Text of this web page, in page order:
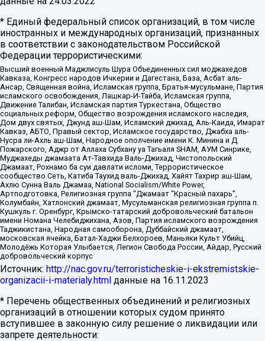
* Единый федеральный список организаций, в том числе
иностранных и международных организаций, признанных
в соответствии с законодательством Российской
Федерации террористическими:
Высший военный Маджлисуль Шура Объединенных сил моджахедов
Кавказа, Конгресс народов Ичкерии и Дагестана, База, Асбат аль-
Ансар, Священная война, Исламская группа, Братья-мусульмане, Партия
исламского освобождения, Лашкар-И-Тайба, Исламская группа,
Движение Талибан, Исламская партия Туркестана, Общество
социальных реформ, Общество возрождения исламского наследия,
Дом двух святых, Джунд аш-Шам, Исламский джихад, Аль-Каида, Имарат
Кавказ, АБТО, Правый сектор, Исламское государство, Джабха аль-
Нусра ли-Ахль аш-Шам, Народное ополчение имени К. Минина и Д.
Пожарского, Аджр от Аллаха Субхану уа Тагьаля SHAM, АУМ Синрике,
Муджахеды джамаата Ат-Тавхида Валь-Джихад, Чистопольский
Джамаат, Рохнамо ба суи давлати исломи, Террористическое
сообщество Сеть, Катиба Таухид валь-Джихад, Хайят Тахрир аш-Шам,
Ахлю Сунна Валь Джамаа, National Socialism/White Power,
Артподготовка, Религиозная группа “Джамаат “Красный пахарь”,
Колумбайн, Хатлонский джамаат, Мусульманская религиозная группа п.
Кушкуль г. Оренбург, Крымско-татарский добровольческий батальон
имени Номана Челебиджихана, Азов, Партия исламского возрождения
Таджикистана, Народная самооборона, Дуббайский джамаат,
московская ячейка, Батал-Хаджи Белхороев, Маньяки Культ Убийц,
Молодёжь Которая Улыбается, Легион Свобода России, Айдар, Русский
добровольческий корпус
Источник: http://nac.gov.ru/terroristicheskie-i-ekstremistskie-
organizacii-i-materialy.html данные на 16.11.2023
* Перечень общественных объединений и религиозных
организаций в отношении которых судом принято
вступившее в законную силу решение о ликвидации или
запрете деятельности: